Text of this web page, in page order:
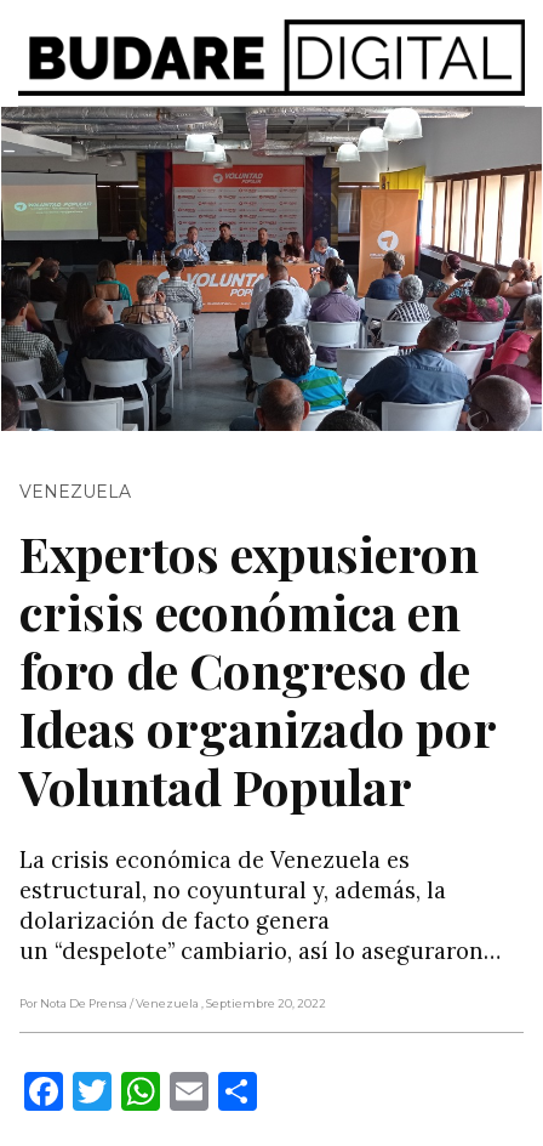
VENEZUELA
Expertos expusieron
crisis económica en
foro de Congreso de
Ideas organizado por
Voluntad Popular
La crisis económica de Venezuela es
estructural, no coyuntural y, además, la
dolarización de facto genera
un “despelote” cambiario, así lo aseguraron…
Por Nota De Prensa / Venezuela , Septiembre 20, 2022
Facebook
Twitter
WhatsApp
Email